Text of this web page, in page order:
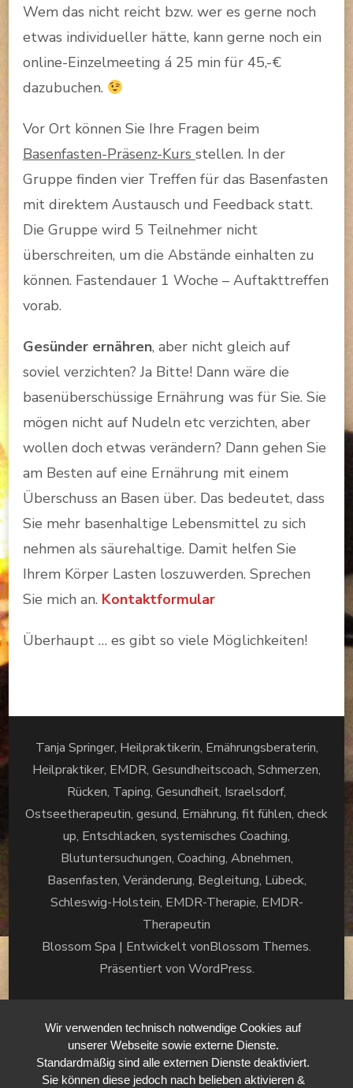
Wem das nicht reicht bzw. wer es gerne noch
etwas individueller hätte, kann gerne noch ein
online-Einzelmeeting á 25 min für 45,-€
dazubuchen.
Vor Ort können Sie Ihre Fragen beim
Basenfasten-Präsenz-Kurs stellen. In der
Gruppe finden vier Treffen für das Basenfasten
mit direktem Austausch und Feedback statt.
Die Gruppe wird 5 Teilnehmer nicht
überschreiten, um die Abstände einhalten zu
können. Fastendauer 1 Woche – Auftakttreffen
vorab.
Gesünder ernähren, aber nicht gleich auf
soviel verzichten? Ja Bitte! Dann wäre die
basenüberschüssige Ernährung was für Sie. Sie
mögen nicht auf Nudeln etc verzichten, aber
wollen doch etwas verändern? Dann gehen Sie
am Besten auf eine Ernährung mit einem
Überschuss an Basen über. Das bedeutet, dass
Sie mehr basenhaltige Lebensmittel zu sich
nehmen als säurehaltige. Damit helfen Sie
Ihrem Körper Lasten loszuwerden. Sprechen
Sie mich an. Kontaktformular
Überhaupt … es gibt so viele Möglichkeiten!
Tanja Springer, Heilpraktikerin, Ernährungsberaterin,
Heilpraktiker, EMDR, Gesundheitscoach, Schmerzen,
Rücken, Taping, Gesundheit, Israelsdorf,
Ostseetherapeutin, gesund, Ernährung, fit fühlen, check
up, Entschlacken, systemisches Coaching,
Blutuntersuchungen, Coaching, Abnehmen,
Basenfasten, Veränderung, Begleitung, Lübeck,
Schleswig-Holstein, EMDR-Therapie, EMDR-
Therapeutin
Blossom Spa | Entwickelt vonBlossom Themes.
Präsentiert von WordPress.
Wir verwenden technisch notwendige Cookies auf
unserer Webseite sowie externe Dienste.
Standardmäßig sind alle externen Dienste deaktiviert.
Sie können diese jedoch nach belieben aktivieren &